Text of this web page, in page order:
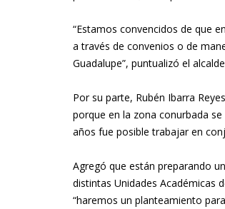
“Estamos convencidos de que
a través de convenios o de
Guadalupe”, puntualizó el
Por su parte, Rubén Ibarra
porque en la zona conurbada
años fue posible trabajar en
Agregó que están preparando
distintas Unidades Académicas
“haremos un planteamiento